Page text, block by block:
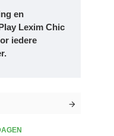
en
Lexim Chic
iedere